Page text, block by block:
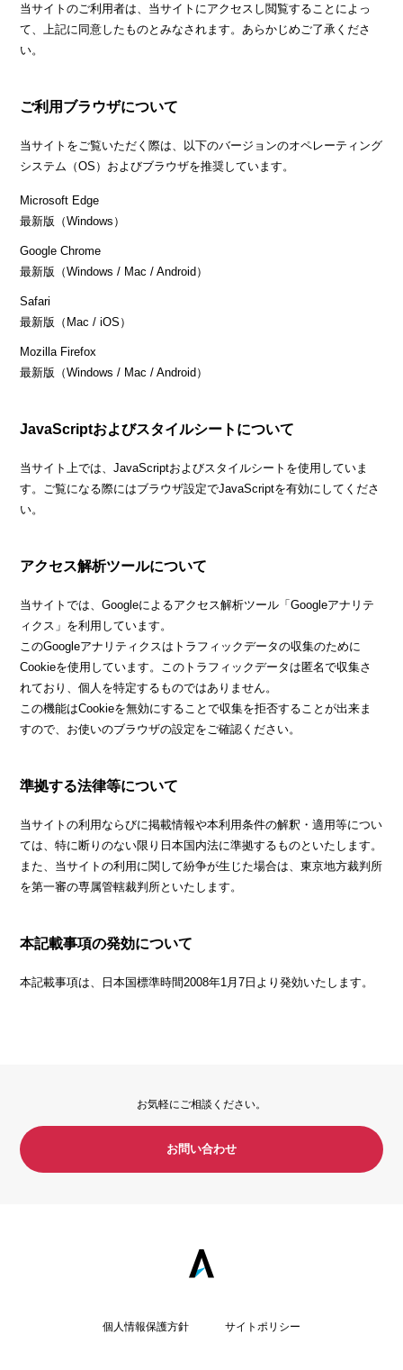
当サイトのご利用者は、当サイトにアクセスし閲覧することによっ
て、上記に同意したものとみなされます。あらかじめご了承くださ
い。
ご利用ブラウザについて
当サイトをご覧いただく際は、以下のバージョンのオペレーティング
システム（OS）およびブラウザを推奨しています。
Microsoft Edge
最新版（Windows）
Google Chrome
最新版（Windows / Mac / Android）
Safari
最新版（Mac / iOS）
Mozilla Firefox
最新版（Windows / Mac / Android）
JavaScriptおよびスタイルシートについて
当サイト上では、JavaScriptおよびスタイルシートを使用していま
す。ご覧になる際にはブラウザ設定でJavaScriptを有効にしてくださ
い。
アクセス解析ツールについて
当サイトでは、Googleによるアクセス解析ツール「Googleアナリテ
ィクス」を利用しています。
このGoogleアナリティクスはトラフィックデータの収集のために
Cookieを使用しています。このトラフィックデータは匿名で収集さ
れており、個人を特定するものではありません。
この機能はCookieを無効にすることで収集を拒否することが出来ま
すので、お使いのブラウザの設定をご確認ください。
準拠する法律等について
当サイトの利用ならびに掲載情報や本利用条件の解釈・適用等につい
ては、特に断りのない限り日本国内法に準拠するものといたします。
また、当サイトの利用に関して紛争が生じた場合は、東京地方裁判所
を第一審の専属管轄裁判所といたします。
本記載事項の発効について
本記載事項は、日本国標準時間2008年1月7日より発効いたします。
お気軽にご相談ください。
お問い合わせ
個人情報保護方針 サイトポリシー